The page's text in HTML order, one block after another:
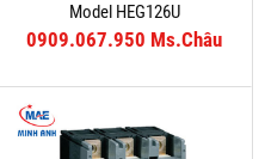
Model HEG126U
0909.067.950 Ms.Châu